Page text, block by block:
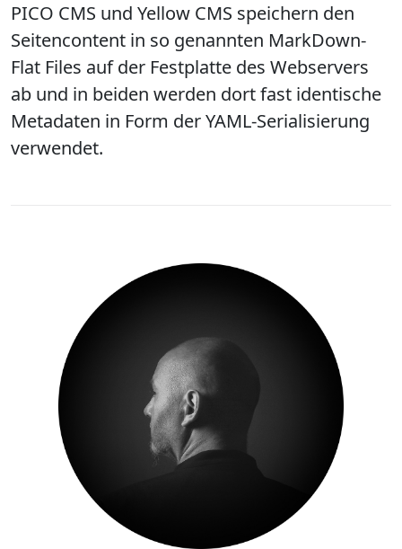
PICO CMS und Yellow CMS speichern den
Seitencontent in so genannten MarkDown-
Flat Files auf der Festplatte des Webservers
ab und in beiden werden dort fast identische
Metadaten in Form der YAML-Serialisierung
verwendet.